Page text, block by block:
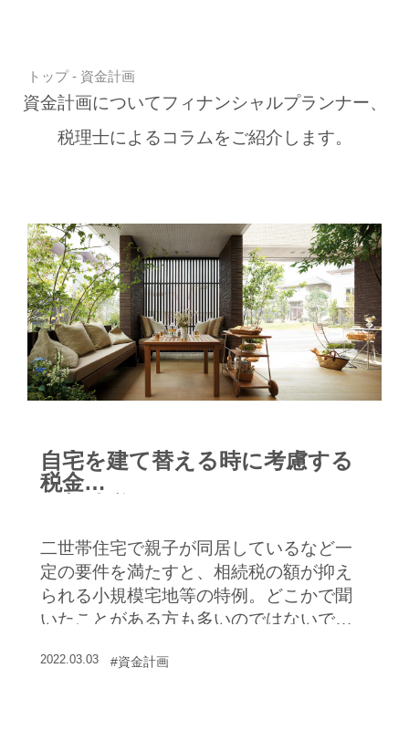
トップ- 資金計画
資金計画についてフィナンシャルプランナー、
税理士によるコラムをご紹介します。
自宅を建て替える時に考慮する
税金
二世帯住宅で親子が同居しているなど一
定の要件を満たすと、相続税の額が抑え
られる小規模宅地等の特例。どこかで聞
いたことがある方も多いのではないでし
て替え中に思わぬ相続が起こった場合で
2022.03.03 #資金計画